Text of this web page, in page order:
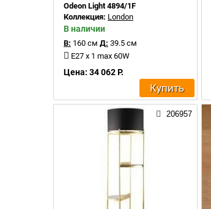
Odeon Light 4894/1F
Коллекция: London
В наличии
В: 160 см Д: 39.5 см
E27 x 1 max 60W
Цена: 34 062 Р.
Купить
206957